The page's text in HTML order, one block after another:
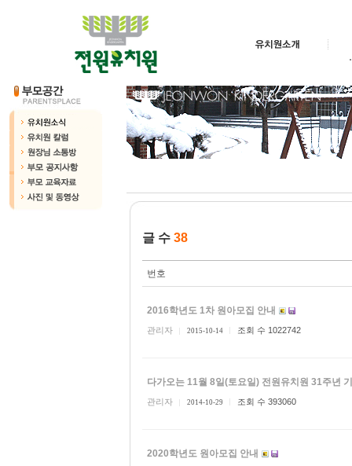
글 수 38
번호
2016학년도 1차 원아모집 안내
관리자 2015-10-14 조회 수 1022742
다가오는 11월 8일(토요일) 전원유치원 31주년
관리자 2014-10-29 조회 수 393060
2020학년도 원아모집 안내